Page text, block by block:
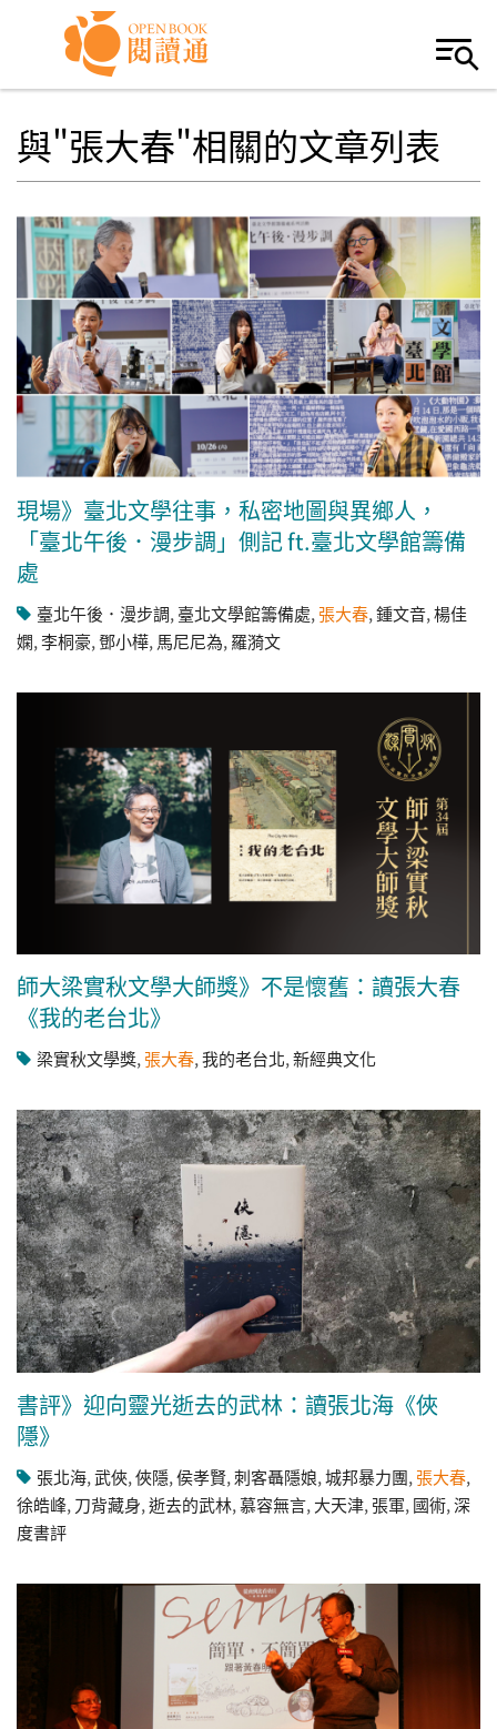
Skip to navigation
移至主內容
與"張大春"相關的文章列表
現場》臺北文學往事，私密地圖與異鄉人，
「臺北午後．漫步調」側記 ft.臺北文學館籌備
處
臺北午後．漫步調, 臺北文學館籌備處, 張大春,鍾文音,楊佳
嫻,李桐豪,鄧小樺, 馬尼尼為, 羅漪文
師大梁實秋文學大師獎》不是懷舊：讀張大春
《我的老台北》
梁實秋文學獎,張大春,我的老台北,新經典文化
書評》迎向靈光逝去的武林：讀張北海《俠
隱》
張北海,武俠,俠隱,侯孝賢,刺客聶隱娘,城邦暴力團, 張大春,
徐皓峰, 刀背藏身,逝去的武林,慕容無言, 大天津, 張軍, 國術,深
度書評